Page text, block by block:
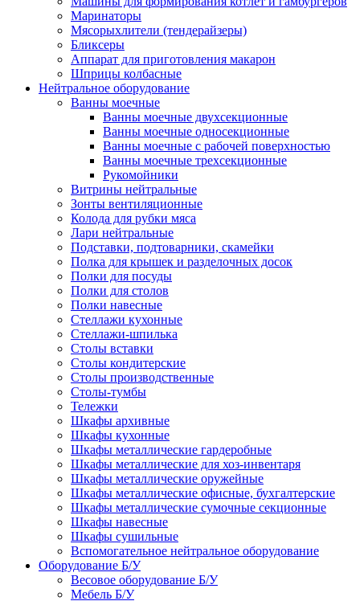
Маринаторы
Мясорыхлители (тендерайзеры)
Бликсеры
Аппарат для приготовления макарон
Шприцы колбасные
Нейтральное оборудование
Ванны моечные
Ванны моечные двухсекционные
Ванны моечные односекционные
Ванны моечные с рабочей поверхностью
Ванны моечные трехсекционные
Рукомойники
Витрины нейтральные
Зонты вентиляционные
Колода для рубки мяса
Лари нейтральные
Подставки, подтоварники, скамейки
Полка для крышек и разделочных досок
Полки для посуды
Полки для столов
Полки навесные
Стеллажи кухонные
Стеллажи-шпилька
Столы вставки
Столы кондитерские
Столы производственные
Столы-тумбы
Тележки
Шкафы архивные
Шкафы кухонные
Шкафы металлические гардеробные
Шкафы металлические для хоз-инвентаря
Шкафы металлические оружейные
Шкафы металлические офисные, бухгалтерские
Шкафы металлические сумочные секционные
Шкафы навесные
Шкафы сушильные
Вспомогательное нейтральное оборудование
Оборудование Б/У
Весовое оборудование Б/У
Мебель Б/У